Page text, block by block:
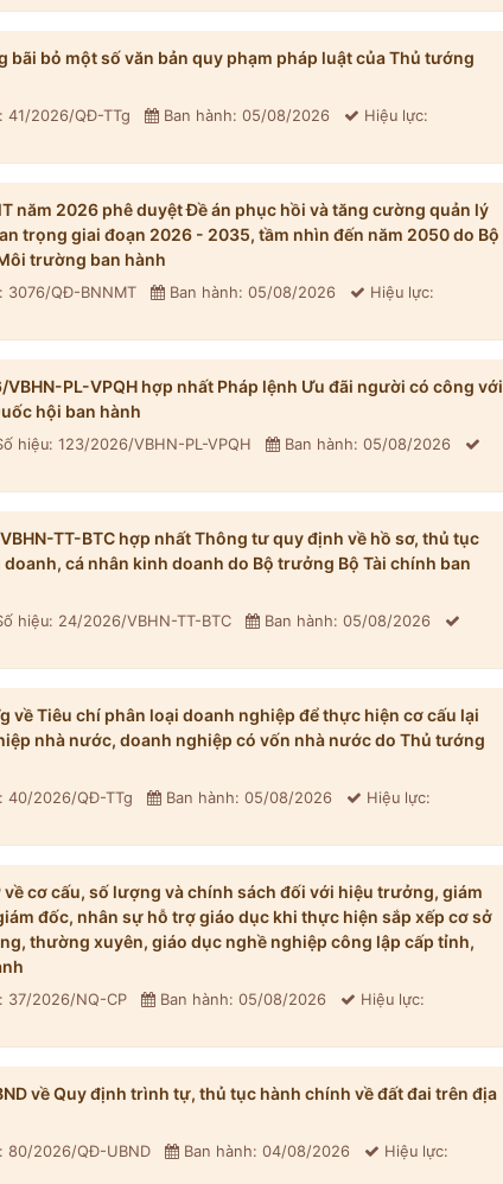
bãi bỏ một số văn bản quy phạm pháp luật của Thủ tướng
41/2026/QĐ-TTg Ban hành: 05/08/2026 Hiệu lực:
năm 2026 phê duyệt Đề án phục hồi và tăng cường quản lý
trọng giai đoạn 2026 - 2035, tầm nhìn đến năm 2050 do Bộ
trường ban hành
3076/QĐ-BNNMT Ban hành: 05/08/2026 Hiệu lực:
PL-VPQH hợp nhất Pháp lệnh Ưu đãi người có công với
hội ban hành
hiệu: 123/2026/VBHN-PL-VPQH
Ban hành: 05/08/2026
TT-BTC hợp nhất Thông tư quy định về hồ sơ, thủ tục
cá nhân kinh doanh do Bộ trưởng Bộ Tài chính ban
hiệu: 24/2026/VBHN-TT-BTC
Ban hành: 05/08/2026
về Tiêu chí phân loại doanh nghiệp để thực hiện cơ cấu lại
nhà nước, doanh nghiệp có vốn nhà nước do Thủ tướng
40/2026/QĐ-TTg Ban hành: 05/08/2026 Hiệu lực:
cơ cấu, số lượng và chính sách đối với hiệu trưởng, giám
đốc, nhân sự hỗ trợ giáo dục khi thực hiện sắp xếp cơ sở
thường xuyên, giáo dục nghề nghiệp công lập cấp tỉnh,
37/2026/NQ-CP Ban hành: 05/08/2026 Hiệu lực:
về Quy định trình tự, thủ tục hành chính về đất đai trên địa
80/2026/QĐ-UBND Ban hành: 04/08/2026 Hiệu lực: